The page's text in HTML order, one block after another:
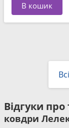
В кошик
Відгуки про
ковдри